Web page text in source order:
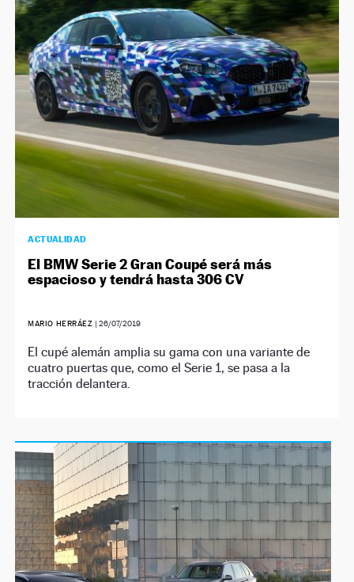
ACTUALIDAD
El BMW Serie 2 Gran Coupé será más
espacioso y tendrá hasta 306 CV
MARIO HERRÁEZ | 26/07/2019
El cupé alemán amplia su gama con una variante de
cuatro puertas que, como el Serie 1, se pasa a la
tracción delantera.